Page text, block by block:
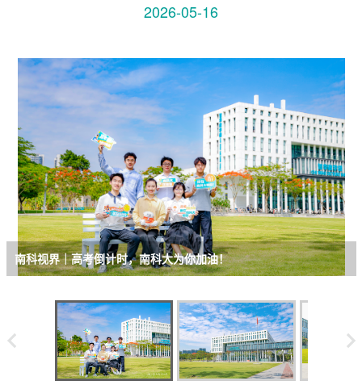
2026-05-16
南科视界｜高考倒计时，南科大为你加油！